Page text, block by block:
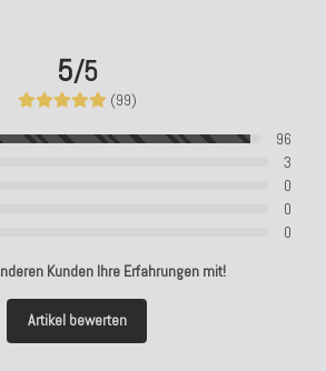
5/5
(99)
96
3
0
0
0
Kunden Ihre Erfahrungen mit!
Artikel bewerten